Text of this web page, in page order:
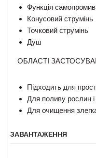
Функція
Конусовий струмінь
Точковий струмінь
Душ
ОБЛАСТІ
Підходить для
Для поливу рослин і
Для очищення
ЗАВАНТАЖЕННЯ